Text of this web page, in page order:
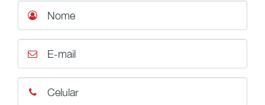
Nome
E-mail
Celular